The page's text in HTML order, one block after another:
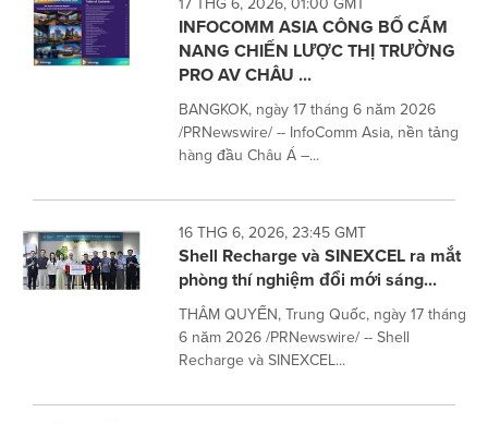
INFOCOMM ASIA CÔNG BỐ CẨM
NANG CHIẾN LƯỢC THỊ TRƯỜNG
PRO AV CHÂU ...
BANGKOK, ngày 17 tháng 6 năm 2026
/PRNewswire/ -- InfoComm Asia, nền tảng
hàng đầu Châu Á –...
16 THG 6, 2026, 23:45 GMT
Shell Recharge và SINEXCEL ra mắt
phòng thí nghiệm đổi mới sáng...
THÂM QUYẾN, Trung Quốc, ngày 17 tháng
6 năm 2026 /PRNewswire/ -- Shell
Recharge và SINEXCEL...